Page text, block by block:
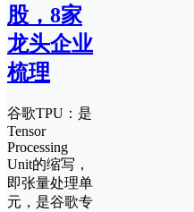
股，8家
龙头企业
梳理
谷歌TPU：是
Tensor
Processing
Unit的缩写，
即张量处理单
元，是谷歌专